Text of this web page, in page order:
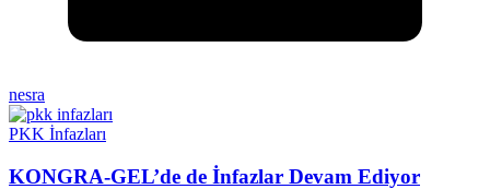
nesra
PKK İnfazları
KONGRA-GEL’de de İnfazlar Devam Ediyor